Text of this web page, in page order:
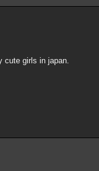
cute girls in japan.